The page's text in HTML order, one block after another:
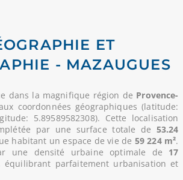
ET
- MAZAUGUES
dans la magnifique région de Provence-
coordonnées géographiques (latitude:
5.89589582308). Cette localisation
par une surface totale de 53.24
habitant un espace de vie de 59 224 m².
une densité urbaine optimale de 17
équilibrant parfaitement urbanisation et